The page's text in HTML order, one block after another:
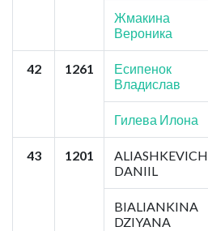
Жмакина
Вероника
42 1261
Есипенок
Владислав
Гилева Илона
43 1201
ALIASHKEVICH
DANIIL
BIALIANKINA
DZIYANA